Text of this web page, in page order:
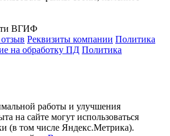
ВГИФ
Реквизиты компании Политика
на обработку ПД Политика
работы и улучшения
на сайте могут использоваться
(в том числе Яндекс.Метрика).